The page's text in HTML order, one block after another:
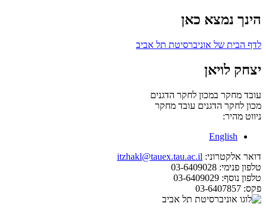
הינך נמצא כאן
לדף הבית של אוניברסיטת תל אביב
יצחק לויאן
עובד מחקר במכון לחקר הדגנים
מכון לחקר הדגנים עובד מחקר
ניווט מהיר:
English
דואר אלקטרוני: itzhakl@tauex.tau.ac.il
טלפון פנימי:
טלפון נוסף:
פקס: